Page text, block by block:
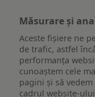
Măsurare și
Aceste fișiere ne
de trafic, astfel
performanța
cunoaștem cele
pagini și să
cadrul website-